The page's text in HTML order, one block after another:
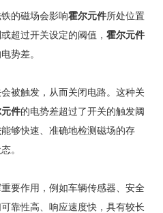
的磁场会影响霍尔元件所处位置
超过开关设定的阈值， 霍尔元件
势差。
被触发，从而关闭电路。这种关
件的电势差超过了开关的触发阈
能够快速、准确地检测磁场的存
。
要作用，例如车辆传感器、安全
靠性高、响应速度快，具有较长